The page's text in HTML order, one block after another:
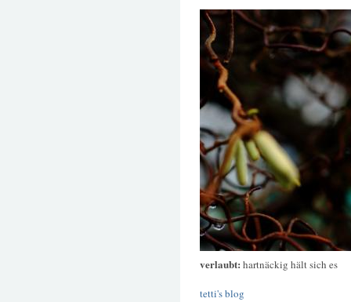
verlaubt: hartnäckig hält sich es
tetti's blog